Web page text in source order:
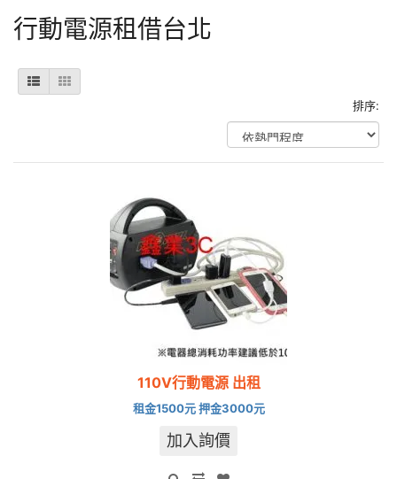
行動電源租借台北
排序:
110V行動電源 出租
租金1500元 押金3000元
加入詢價